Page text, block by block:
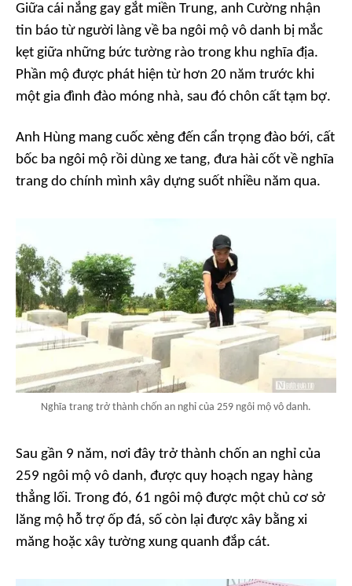
Giữa cái nắng gay gắt miền Trung, anh Cường nhận
tin báo từ người làng về ba ngôi mộ vô danh bị mắc
kẹt giữa những bức tường rào trong khu nghĩa địa.
Phần mộ được phát hiện từ hơn 20 năm trước khi
một gia đình đào móng nhà, sau đó chôn cất tạm bợ.
Anh Hùng mang cuốc xẻng đến cẩn trọng đào bới, cất
bốc ba ngôi mộ rồi dùng xe tang, đưa hài cốt về nghĩa
trang do chính mình xây dựng suốt nhiều năm qua.
Nghĩa trang trở thành chốn an nghỉ của 259 ngôi mộ vô danh.
Sau gần 9 năm, nơi đây trở thành chốn an nghỉ của
259 ngôi mộ vô danh, được quy hoạch ngay hàng
thẳng lối. Trong đó, 61 ngôi mộ được một chủ cơ sở
lăng mộ hỗ trợ ốp đá, số còn lại được xây bằng xi
măng hoặc xây tường xung quanh đắp cát.